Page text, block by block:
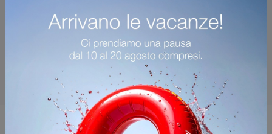
Potrebbero piacerti anche